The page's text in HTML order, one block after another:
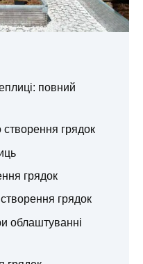
повний
створення грядок
грядок
грядок
облаштуванні